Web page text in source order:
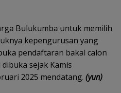
Bulukumba untuk memilih
kepengurusan yang
pendaftaran bakal calon
sejak Kamis
2025 mendatang. (yun)